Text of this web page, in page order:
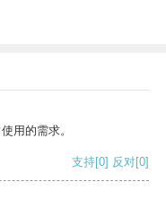
用的需求。
支持[0] 反对[0]